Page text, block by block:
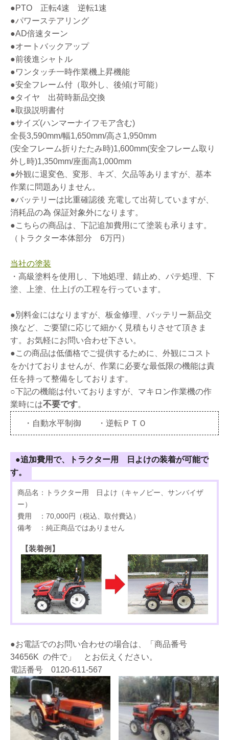
●PTO 正転4速 逆転1速
●パワーステアリング
●AD倍速ターン
●オートバックアップ
●前後進シャトル
●ワンタッチ一時作業機上昇機能
●安全フレーム付（取外し、後傾け可能）
●タイヤ 出荷時新品交換
●取扱説明書付
●サイズ(ハンマーナイフモア含む)
全長3,590mm/幅1,650mm/高さ1,950mm
(安全フレーム折りたたみ時)1,600mm(安全フレーム取り
外し時)1,350mm/座面高1,000mm
●外観に退変色、変形、キズ、欠品等ありますが、基本
作業に問題ありません。
●バッテリーは比重確認後 充電して出荷していますが、
消耗品の為 保証対象外になります。
●こちらの商品は、下記追加費用にて塗装も承ります。
（トラクター本体部分 6万円）
当社の塗装
・高級塗料を使用し、下地処理、錆止め、パテ処理、下
塗、上塗、仕上げの工程を行っています。
●別料金にはなりますが、板金修理、バッテリー新品交
換など、ご要望に応じて細かく見積もりさせて頂きま
す。お気軽にお問い合わせ下さい。
●この商品は低価格でご提供するために、外観にコスト
をかけておりませんが、作業に必要な最低限の機能は責
任を持って整備をしております。
○下記の機能は付いておりますが、マキロン作業機の作
業時には不要です。
・自動水平制御 ・逆転ＰＴＯ
●追加費用で、トラクター用 日よけの装着が可能で
す。
商品名：トラクター用 日よけ（キャノピー、サンバイザ
ー）
費用 ：70,000円（税込、取付費込）
備考 ：純正商品ではありません
【装着例】
●お電話でのお問い合わせの場合は、「商品番号
34656K の件で」 とお伝えください。
電話番号 0120-611-567